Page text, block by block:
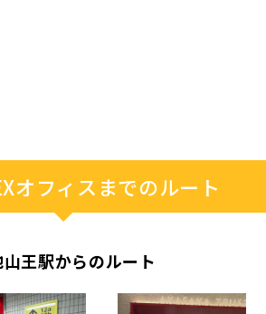
オフィスまでのルート
王駅からのルート